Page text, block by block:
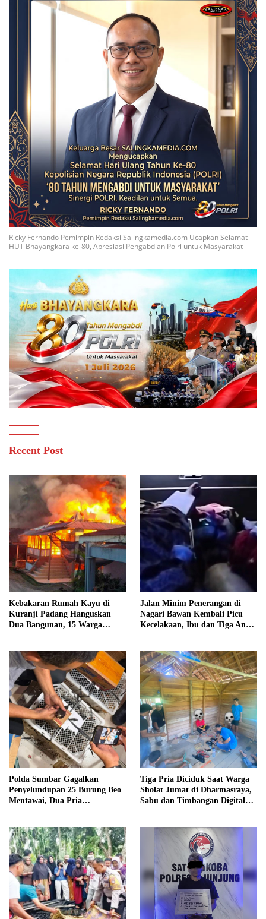
Ricky Fernando Pemimpin Redaksi Salingkamedia.com Ucapkan Selamat
HUT Bhayangkara ke-80, Apresiasi Pengabdian Polri untuk Masyarakat
Recent Post
Kebakaran Rumah Kayu di
Kuranji Padang Hanguskan
Dua Bangunan, 15 Warga
Jalan Minim Penerangan di
Nagari Bawan Kembali Picu
Kecelakaan, Ibu dan Tiga Anak
Polda Sumbar Gagalkan
Penyelundupan 25 Burung Beo
Mentawai, Dua Pria
Tiga Pria Diciduk Saat Warga
Sholat Jumat di Dharmasraya,
Sabu dan Timbangan Digital